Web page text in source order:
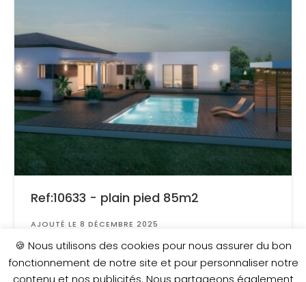
Ref:10633 - plain pied 85m2
AJOUTÉ LE 8 DÉCEMBRE 2025
Surface: 531 m²
🍪 Nous utilisons des cookies pour nous assurer du bon
fonctionnement de notre site et pour personnaliser notre
contenu et nos publicités. Nous partageons également